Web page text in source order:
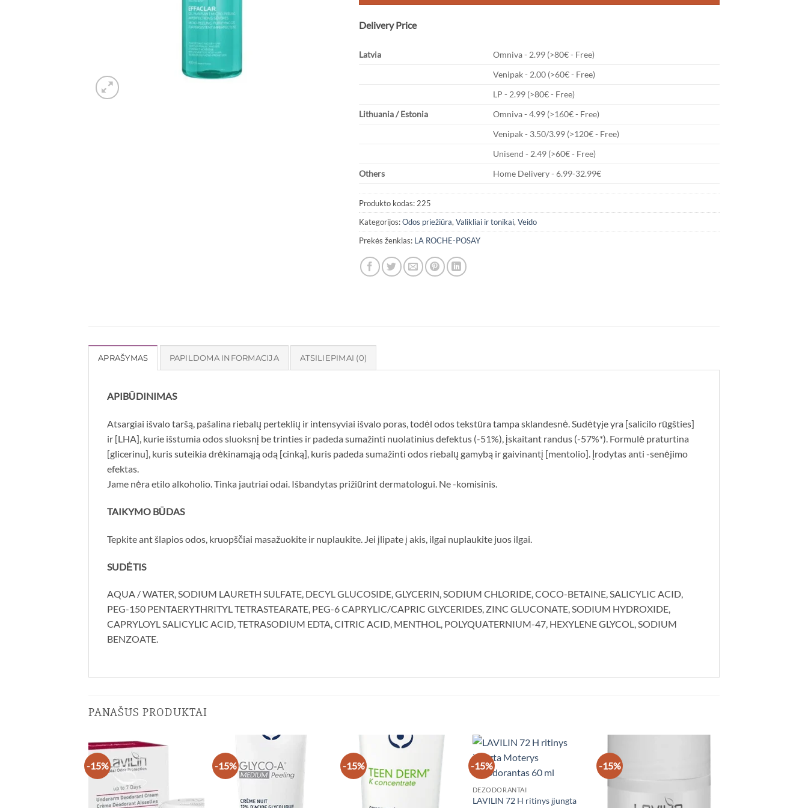
Delivery Price
Latvia
Omniva - 2.99 (>80€ - Free)
Venipak - 2.00 (>60€ - Free)
LP - 2.99 (>80€ - Free)
Lithuania / Estonia
Omniva - 4.99 (>160€ - Free)
Venipak - 3.50/3.99 (>120€ - Free)
Unisend - 2.49 (>60€ - Free)
Others
Home Delivery - 6.99-32.99€
Produkto kodas: 225
Kategorijos:Odos priežiūra, Valikliai ir tonikai, Veido
Prekės ženklas: LA ROCHE-POSAY
APRAŠYMAS PAPILDOMA INFORMACIJA ATSILIEPIMAI (0)
APIBŪDINIMAS
Atsargiai išvalo taršą, pašalina riebalų perteklių ir intensyviai išvalo poras, todėl odos tekstūra tampa sklandesnė. Sudėtyje yra [salicilo rūgšties]
ir [LHA], kurie išstumia odos sluoksnį be trinties ir padeda sumažinti nuolatinius defektus (-51%), įskaitant randus (-57%*). Formulė praturtina
[glicerinu], kuris suteikia drėkinamąją odą [cinką], kuris padeda sumažinti odos riebalų gamybą ir gaivinantį [mentolio]. Įrodytas anti -senėjimo
efektas.
Jame nėra etilo alkoholio. Tinka jautriai odai. Išbandytas prižiūrint dermatologui. Ne -komisinis.
TAIKYMO BŪDAS
Tepkite ant šlapios odos, kruopščiai masažuokite ir nuplaukite. Jei įlipate į akis, ilgai nuplaukite juos ilgai.
SUDĖTIS
AQUA / WATER, SODIUM LAURETH SULFATE, DECYL GLUCOSIDE, GLYCERIN, SODIUM CHLORIDE, COCO-BETAINE, SALICYLIC ACID,
PEG-150 PENTAERYTHRITYL TETRASTEARATE, PEG-6 CAPRYLIC/CAPRIC GLYCERIDES, ZINC GLUCONATE, SODIUM HYDROXIDE,
CAPRYLOYL SALICYLIC ACID, TETRASODIUM EDTA, CITRIC ACID, MENTHOL, POLYQUATERNIUM-47, HEXYLENE GLYCOL, SODIUM
BENZOATE.
PANAŠŪS PRODUKTAI
-15% -15% -15% -15%
DEZODORANTAI
LAVILIN 72 H ritinys įjungta
-15%